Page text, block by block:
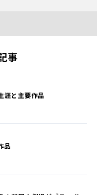
事
涯と主要作品
品